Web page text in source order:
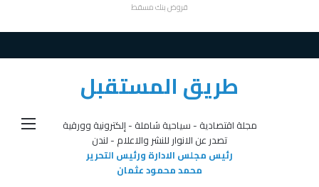
قروض بنك مسقط
طريق المستقبل
مجلة اقتصادية - سياحية شاملة - إلكترونية وورقية
تصدر عن الانوار للنشر والاعلام - لندن
رئيس مجلس الادارة ورئيس التحرير
محمد محمود عثمان